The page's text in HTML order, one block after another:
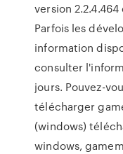
version
Parfois les
information
consulter
jours. Pouvez-
télécharger
(windows)
windows,